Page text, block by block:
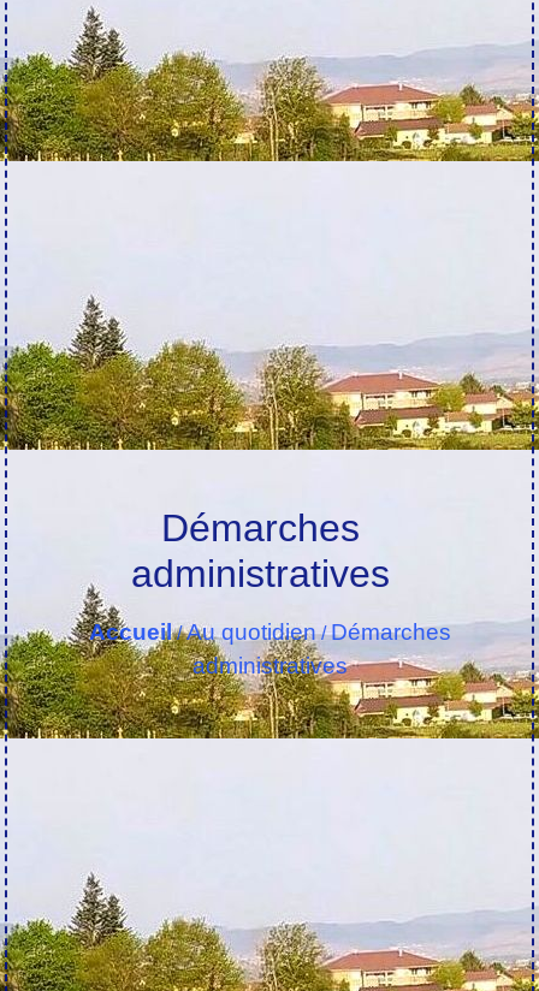
Démarches
administratives
Accueil/Au quotidien/Démarches
administratives